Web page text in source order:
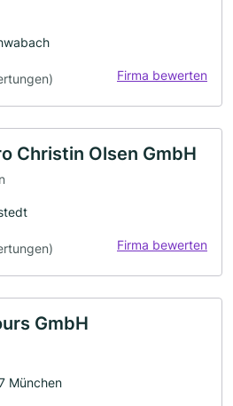
Firma bewerten
Christin Olsen GmbH
Firma bewerten
GmbH
München